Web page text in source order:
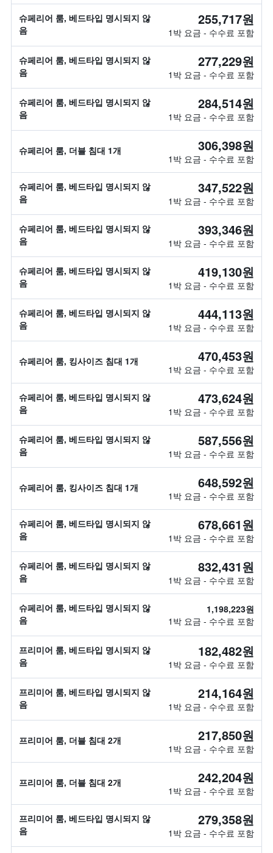
슈페리어 룸, 베드타입 명시되지 않
음
255,717원
1박 요금 - 수수료 포함
슈페리어 룸, 베드타입 명시되지 않
음
277,229원
1박 요금 - 수수료 포함
슈페리어 룸, 베드타입 명시되지 않
음
284,514원
1박 요금 - 수수료 포함
슈페리어 룸, 더블 침대 1개 306,398원
1박 요금 - 수수료 포함
슈페리어 룸, 베드타입 명시되지 않
음
347,522원
1박 요금 - 수수료 포함
슈페리어 룸, 베드타입 명시되지 않
음
393,346원
1박 요금 - 수수료 포함
슈페리어 룸, 베드타입 명시되지 않
음
419,130원
1박 요금 - 수수료 포함
슈페리어 룸, 베드타입 명시되지 않
음
444,113원
1박 요금 - 수수료 포함
슈페리어 룸, 킹사이즈 침대 1개 470,453원
1박 요금 - 수수료 포함
슈페리어 룸, 베드타입 명시되지 않
음
473,624원
1박 요금 - 수수료 포함
슈페리어 룸, 베드타입 명시되지 않
음
587,556원
1박 요금 - 수수료 포함
슈페리어 룸, 킹사이즈 침대 1개 648,592원
1박 요금 - 수수료 포함
슈페리어 룸, 베드타입 명시되지 않
음
678,661원
1박 요금 - 수수료 포함
슈페리어 룸, 베드타입 명시되지 않
음
832,431원
1박 요금 - 수수료 포함
슈페리어 룸, 베드타입 명시되지 않
음
1,198,223원
1박 요금 - 수수료 포함
프리미어 룸, 베드타입 명시되지 않
음
182,482원
1박 요금 - 수수료 포함
프리미어 룸, 베드타입 명시되지 않
음
214,164원
1박 요금 - 수수료 포함
프리미어 룸, 더블 침대 2개 217,850원
1박 요금 - 수수료 포함
프리미어 룸, 더블 침대 2개 242,204원
1박 요금 - 수수료 포함
프리미어 룸, 베드타입 명시되지 않
음
279,358원
1박 요금 - 수수료 포함